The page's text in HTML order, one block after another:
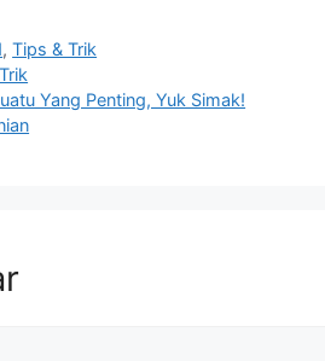
,Tips & Trik
Yang Penting, Yuk Simak!